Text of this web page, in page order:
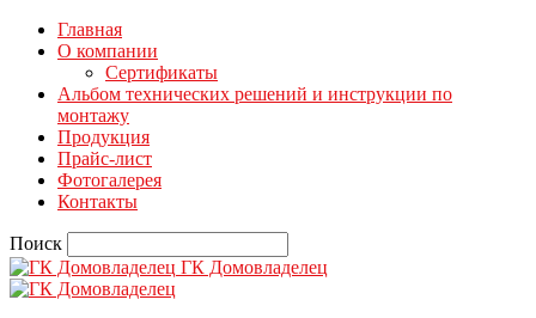
Главная
О компании
Сертификаты
Альбом технических решений и инструкции по
монтажу
Продукция
Прайс-лист
Фотогалерея
Контакты
Поиск
ГК Домовладелец